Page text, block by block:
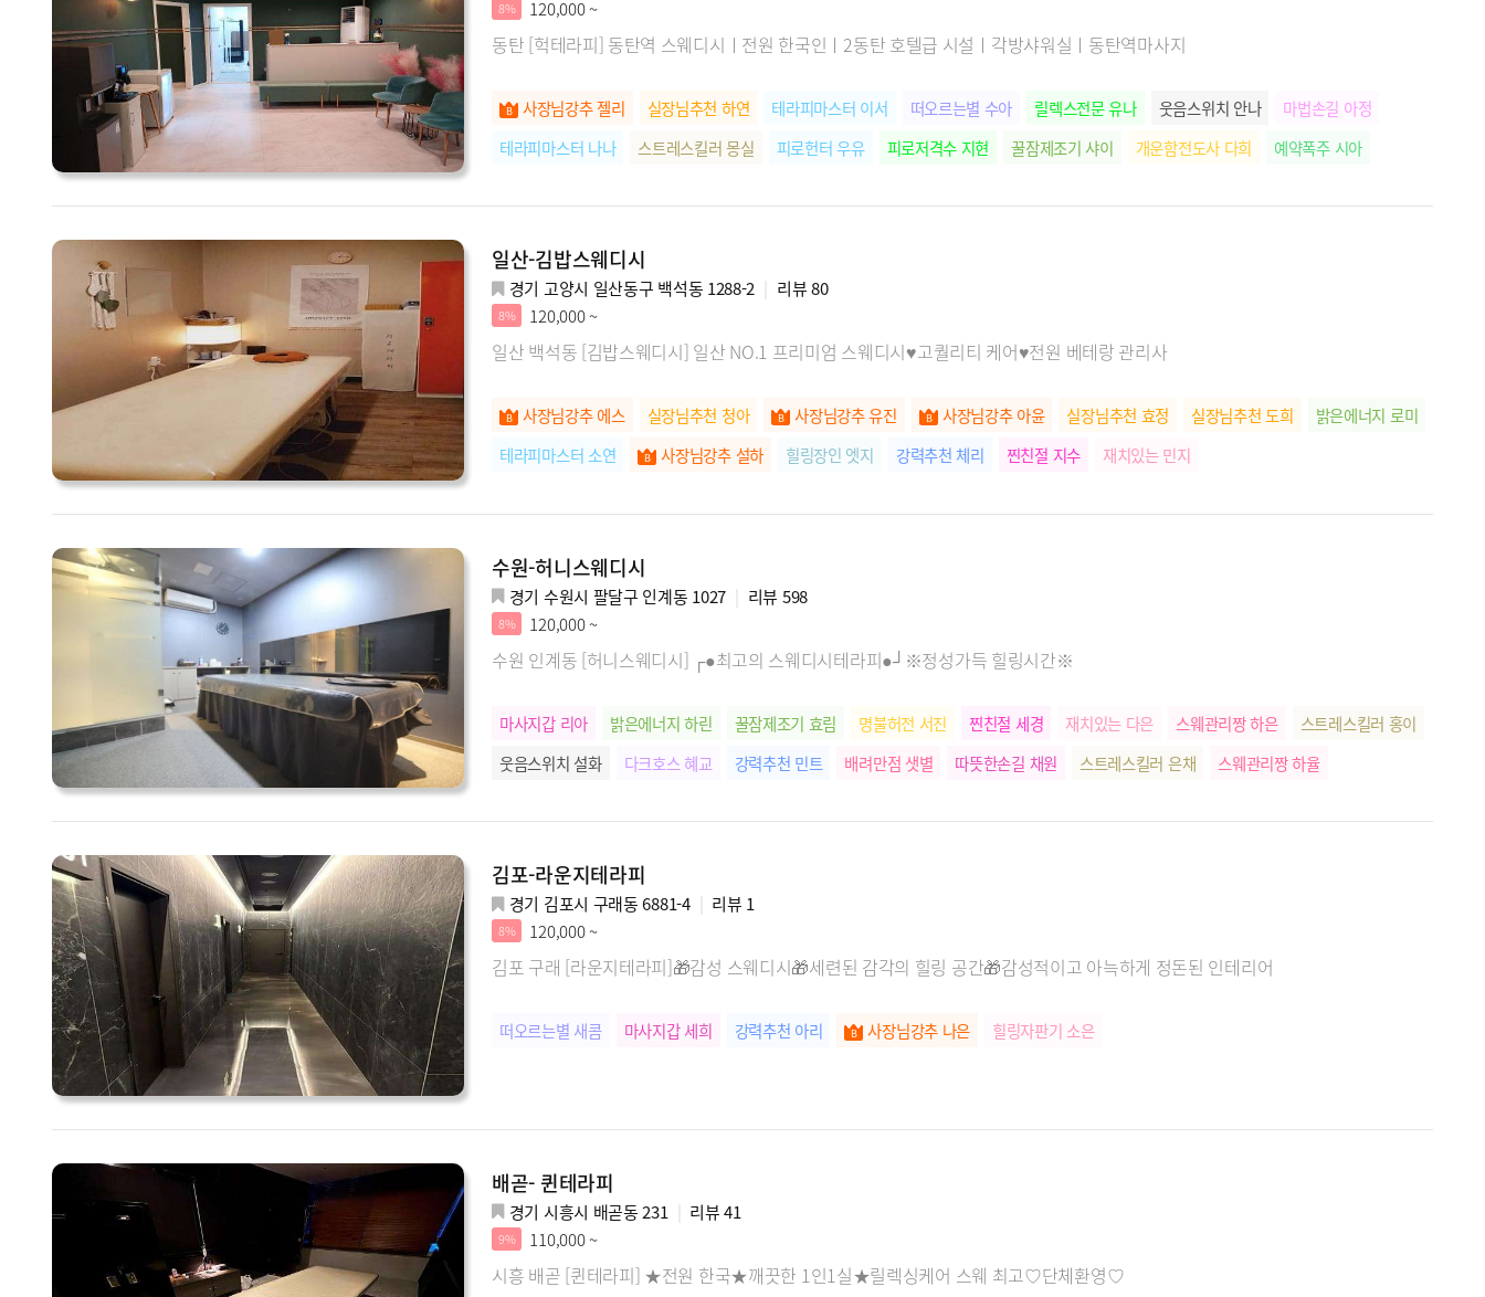
8% 120,000 ~
동탄 [헉테라피] 동탄역 스웨디시ㅣ전원 한국인ㅣ2동탄 호텔급 시설ㅣ각방샤워실ㅣ동탄역마사지
사장님강추 젤리 실장님추천 하연 테라피마스터 이서 떠오르는별 수아 릴렉스전문 유나 웃음스위치 안나
마법손길 아정
테라피마스터 나나
스트레스킬러 몽실 피로헌터 우유 피로저격수 지현 꿀잠제조기 샤이 개운함전도사 다희 예약폭주 시아
일산-김밥스웨디시
경기 고양시 일산동구 백석동 1288-2 리뷰80
8% 120,000 ~
일산 백석동 [김밥스웨디시] 일산 NO.1 프리미엄 스웨디시♥고퀄리티 케어♥전원 베테랑 관리사
사장님강추 에스 실장님추천 청아 사장님강추 유진 사장님강추 아윤 실장님추천 효정 실장님추천 도희
밝은에너지 로미
테라피마스터 소연
사장님강추 설하 힐링장인 엣지 강력추천 체리 찐친절 지수 재치있는 민지
수원-허니스웨디시
경기 수원시 팔달구 인계동 1027 리뷰 598
8% 120,000 ~
수원 인계동 [허니스웨디시] ┌●최고의 스웨디시테라피●┘※정성가득 힐링시간※
마사지갑 리아 밝은에너지 하린 꿀잠제조기 효림 명불허전 서진 찐친절 세경 재치있는 다은 스웨관리짱 하은
스트레스킬러 홍이
웃음스위치 설화
다크호스 혜교 강력추천 민트 배려만점 샛별 따뜻한손길 채원 스트레스킬러 은채
스웨관리짱 하율
김포-라운지테라피
경기 김포시 구래동 6881-4 리뷰 1
8% 120,000 ~
김포 구래 [라운지테라피]🎁감성 스웨디시🎁세련된 감각의 힐링 공간🎁감성적이고 아늑하게 정돈된 인테리어
떠오르는별 새콤 마사지갑 세희 강력추천 아리 사장님강추 나은 힐링자판기 소은
배곧- 퀸테라피
경기 시흥시 배곧동 231 리뷰41
9% 110,000 ~
시흥 배곧 [퀸테라피] ★전원 한국★깨끗한 1인1실★릴렉싱케어 스웨 최고♡단체환영♡